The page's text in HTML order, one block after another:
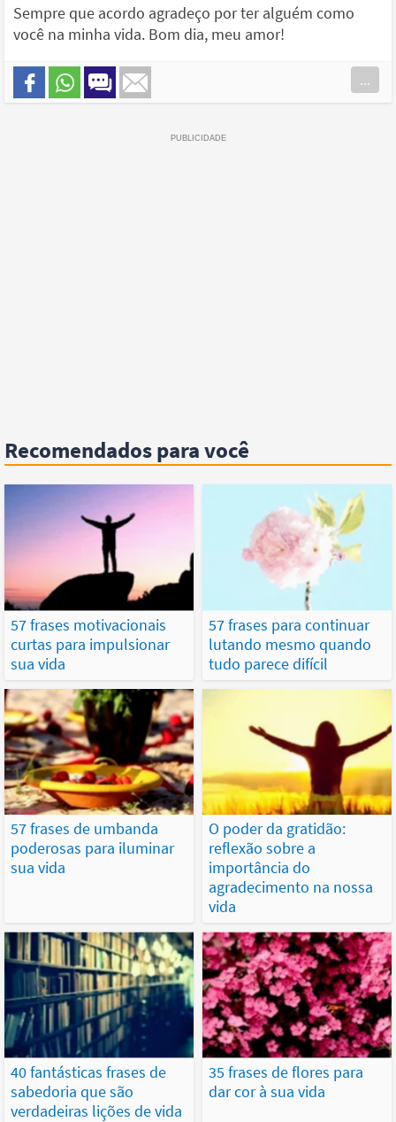
Sempre que acordo agradeço por ter alguém como
você na minha vida. Bom dia, meu amor!
...
Recomendados para você
57 frases motivacionais
curtas para impulsionar
sua vida
57 frases para continuar
lutando mesmo quando
tudo parece difícil
57 frases de umbanda
poderosas para iluminar
sua vida
O poder da gratidão:
reflexão sobre a
importância do
agradecimento na nossa
vida
40 fantásticas frases de
sabedoria que são
verdadeiras lições de vida
35 frases de flores para
dar cor à sua vida